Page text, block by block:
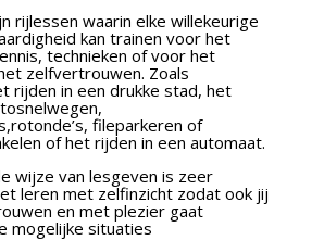
rijlessen waarin elke willekeurige
kan trainen voor het
technieken of voor het
zelfvertrouwen. Zoals
rijden in een drukke stad, het
fileparkeren of
of het rijden in een automaat.
wijze van lesgeven is zeer
leren met zelfinzicht zodat ook jij
en met plezier gaat
mogelijke situaties